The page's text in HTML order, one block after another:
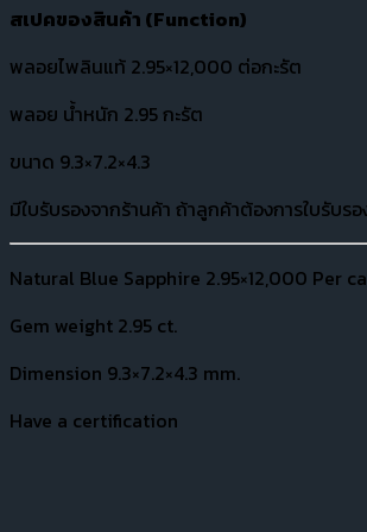
สเปคของสินค้า (Function)
พลอยไพลินแท้ 2.95×12,000 ต่อกะรัต
พลอย น้ำหนัก 2.95 กะรัต
ขนาด 9.3×7.2×4.3
มีใบรับรองจากร้านค้า ถ้าลูกค้าต้องการใบรับร
Natural Blue Sapphire 2.95×12,000 Per
Gem weight 2.95 ct.
Dimension 9.3×7.2×4.3 mm.
Have a certification